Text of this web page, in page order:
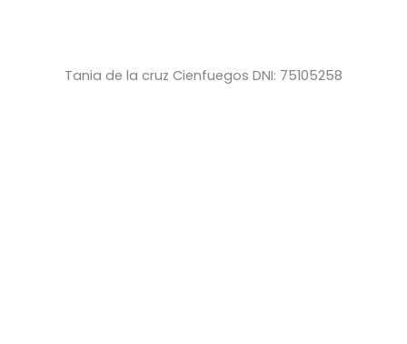
Tania de la cruz Cienfuegos DNI: 75105258